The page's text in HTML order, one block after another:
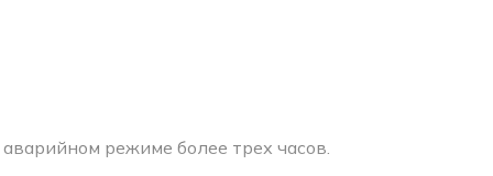
режиме более трех часов.